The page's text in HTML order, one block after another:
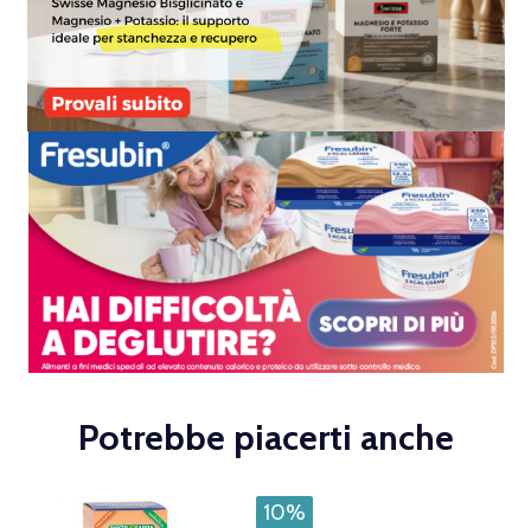
Potrebbe piacerti anche
10%